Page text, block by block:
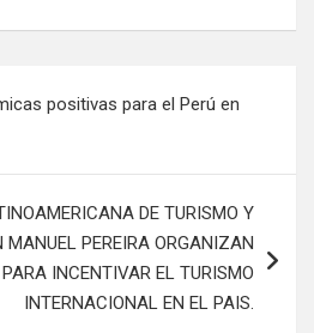
positivas para el Perú en
DE TURISMO Y
MANUEL PEREIRA ORGANIZAN
INCENTIVAR EL TURISMO
INTERNACIONAL EN EL PAIS.